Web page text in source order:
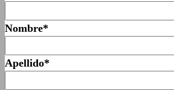
Nombre*
Apellido*